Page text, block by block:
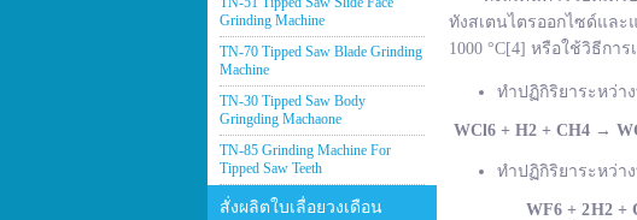
Grinding Machine
TN-70 Tipped Saw Blade Grinding
Machine
TN-30 Tipped Saw Body
Gringding Machaone
TN-85 Grinding Machine For
Tipped Saw Teeth
สั่งผลิตใบเลื่อยวงเดือน
ทังสเตนไตรออกไซด์และ
1000 °C[4] หรือใช้วิธีกา
ทำปฏิกิริยาระหว่า
WCl6 + H2 + CH4 →
ทำปฏิกิริยาระหว่า
WF6 + 2 H2 +